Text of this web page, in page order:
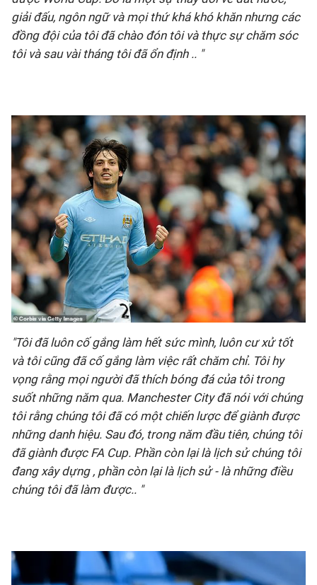
giải đấu, ngôn ngữ và mọi thứ khá khó khăn nhưng các
đồng đội của tôi đã chào đón tôi và thực sự chăm sóc
tôi và sau vài tháng tôi đã ổn định .. "
"Tôi đã luôn cố gắng làm hết sức mình, luôn cư xử tốt
và tôi cũng đã cố gắng làm việc rất chăm chỉ. Tôi hy
vọng rằng mọi người đã thích bóng đá của tôi trong
suốt những năm qua. Manchester City đã nói với chúng
tôi rằng chúng tôi đã có một chiến lược để giành được
những danh hiệu. Sau đó, trong năm đầu tiên, chúng tôi
đã giành được FA Cup. Phần còn lại là lịch sử chúng tôi
đang xây dựng , phần còn lại là lịch sử - là những điều
chúng tôi đã làm được.. "